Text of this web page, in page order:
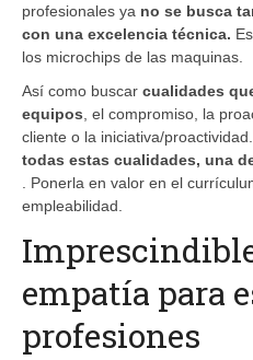
profesionales ya no se busca
con una excelencia técnica.
los microchips de las maquinas.
Así como buscar cualidades
equipos , el compromiso, la
cliente o la iniciativa/
todas estas cualidades, una
. Ponerla en valor en el
empleabilidad.
empatía para
profesiones